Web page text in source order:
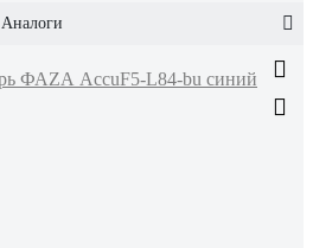
Аналоги